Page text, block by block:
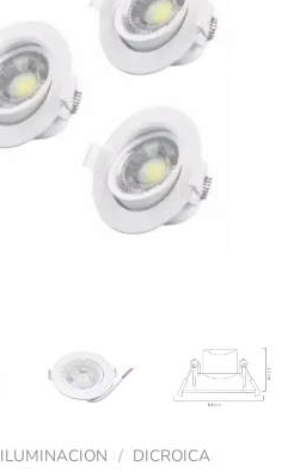
ILUMINACION / DICROICA